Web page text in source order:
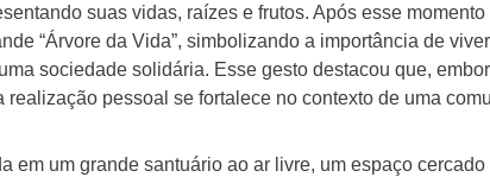
suas vidas, raízes e frutos. Após esse
“Árvore da Vida”, simbolizando a importância de
sociedade solidária. Esse gesto destacou que,
realização pessoal se fortalece no contexto de uma
em um grande santuário ao ar livre, um espaço